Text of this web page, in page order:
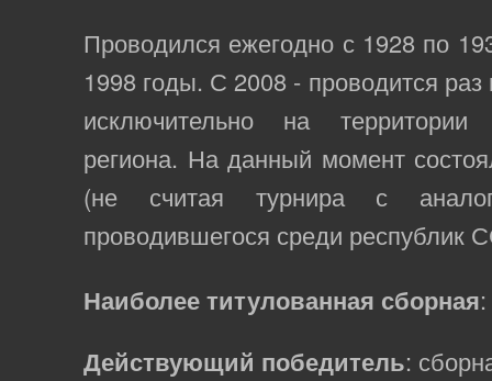
Проводился ежегодно с 1928 по
1998 годы. С 2008 - проводится
исключительно на территории
региона. На данный момент
(не считая турнира с
проводившегося среди республик
Наиболее титулованная сборная:
Действующий победитель: